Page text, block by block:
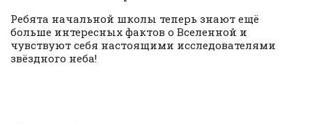
Ребята начальной школы теперь знают ещё
больше интересных фактов о Вселенной и
чувствуют себя настоящими исследователями
звёздного неба!